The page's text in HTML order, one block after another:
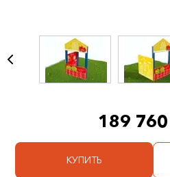
189
КУПИТЬ